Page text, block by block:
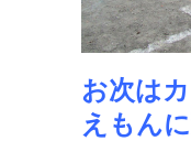
お次は
えもん